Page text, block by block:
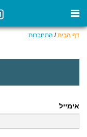
דף הבית/ התחברות
אימייל